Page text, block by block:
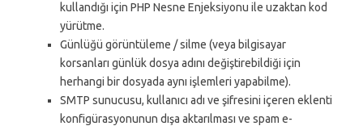
kullandığı için PHP Nesne Enjeksiyonu ile uzaktan kod
yürütme.
Günlüğü görüntüleme / silme (veya bilgisayar
korsanları günlük dosya adını değiştirebildiği için
herhangi bir dosyada aynı işlemleri yapabilme).
SMTP sunucusu, kullanıcı adı ve şifresini içeren eklenti
konfigürasyonunun dışa aktarılması ve spam e-